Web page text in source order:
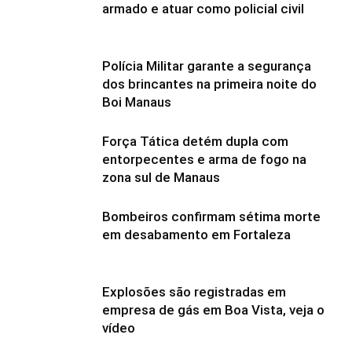
armado e atuar como policial civil
Polícia Militar garante a segurança
dos brincantes na primeira noite do
Boi Manaus
Força Tática detém dupla com
entorpecentes e arma de fogo na
zona sul de Manaus
Bombeiros confirmam sétima morte
em desabamento em Fortaleza
Explosões são registradas em
empresa de gás em Boa Vista, veja o
vídeo